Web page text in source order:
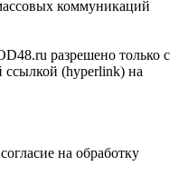
коммуникаций
разрешено только с
ссылкой (hyperlink) на
на обработку